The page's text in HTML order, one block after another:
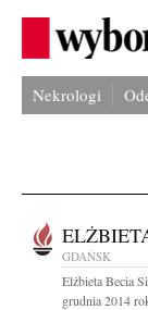
Nekrologi
GDAŃSK
Elżbieta Becia
grudnia 2014